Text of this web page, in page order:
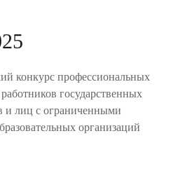
конкурс профессиональных
государственных
и лиц с ограниченными
организаций